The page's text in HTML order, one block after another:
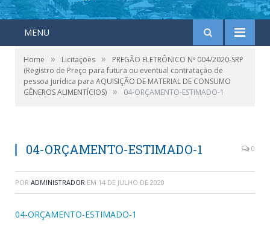
MENU
Home » Licitações »
PREGÃO ELETRÔNICO Nº 004/2020-SRP
(Registro de Preço para futura ou eventual contratação de
pessoa jurídica para AQUISIÇÃO DE MATERIAL DE CONSUMO
GÊNEROS ALIMENTÍCIOS) » 04-ORÇAMENTO-ESTIMADO-1
04-ORÇAMENTO-ESTIMADO-1 0
POR ADMINISTRADOR EM 14 DE JULHO DE 2020
04-ORÇAMENTO-ESTIMADO-1